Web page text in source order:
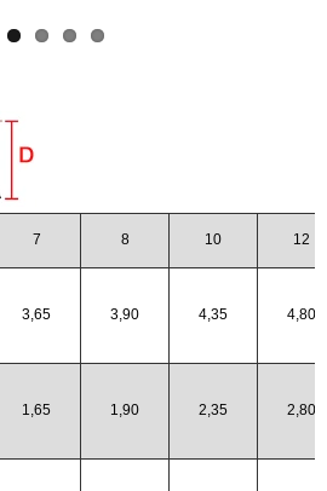
7 8 10 12
3,65 3,90 4,35 4,80
1,65 1,90 2,35 2,80